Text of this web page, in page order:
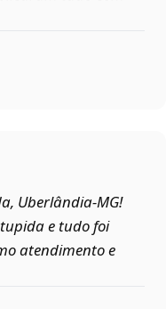
Uberlândia‑MG!
e tudo foi
atendimento e